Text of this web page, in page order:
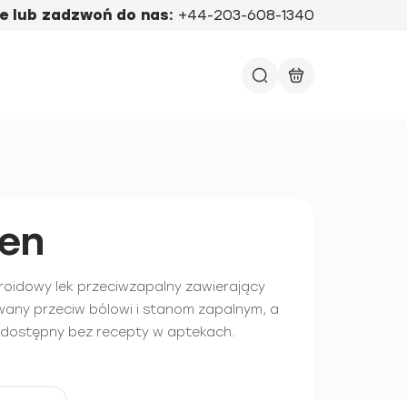
lub zadzwoń do nas: +44-203-608-1340
lek przeciwzapalny zawierający
przeciw bólowi i stanom zapalnym, a
bez recepty w aptekach.